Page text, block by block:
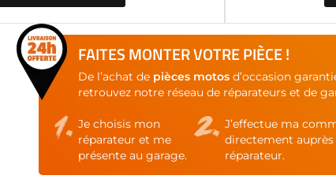
FAITES MONTER VOTRE PIÈCE !
De l’achat de pièces motosd’occasion
retrouvez notre réseau de réparateurs et de
Je choisis mon
réparateur et me
présente au garage.
J’effectue ma
directement auprès
réparateur.